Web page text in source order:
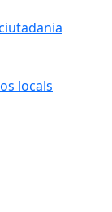
locals